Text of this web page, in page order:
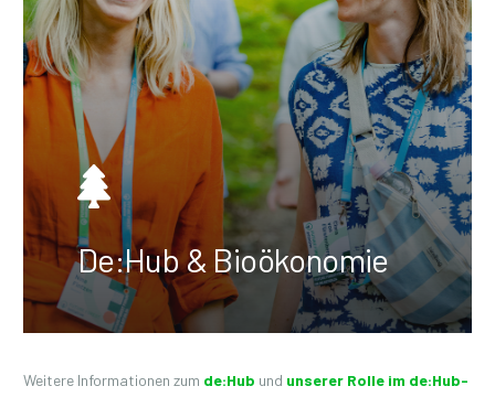
De:Hub & Bioökonomie
Weitere Informationen zum de:Hub und unserer Rolle im de:Hub-